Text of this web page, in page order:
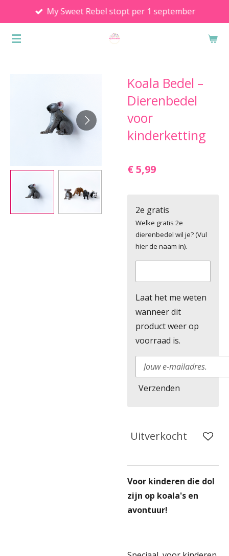
direct
naar
My Sweet Rebel stopt per 1 september
Koala Bedel –
Dierenbedel
voor
kinderketting
€ 5,99
2e gratis
Welke gratis 2e
dierenbedel wil je? (Vul
hier de naam in).
Laat het me weten
wanneer dit
product weer op
voorraad is.
Verzenden
Uitverkocht
Voor kinderen die dol
zijn op koala's en
avontuur!